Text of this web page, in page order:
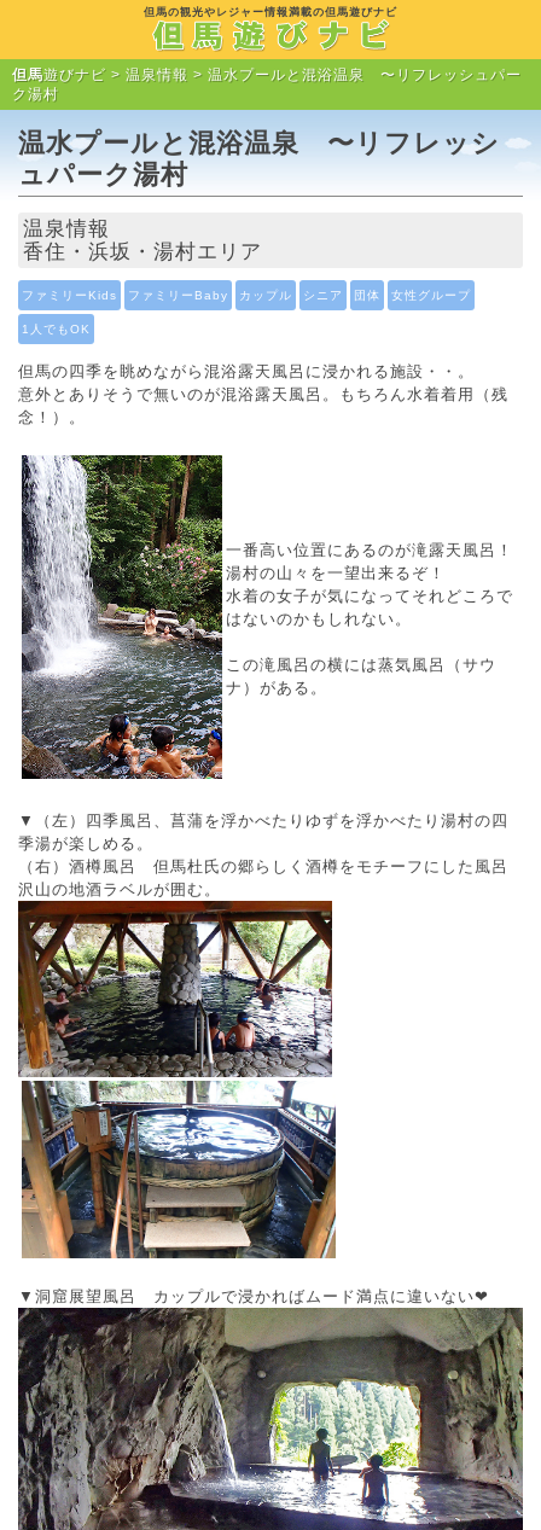
但馬の観光やレジャー情報満載の但馬遊びナビ
但馬遊びナビ > 温泉情報 > 温水プールと混浴温泉 〜リフレッシュパー
ク湯村
温水プールと混浴温泉 〜リフレッシ
ュパーク湯村
温泉情報
香住・浜坂・湯村エリア
ファミリーKids ファミリーBaby カップル シニア 団体 女性グループ
1人でもOK
但馬の四季を眺めながら混浴露天風呂に浸かれる施設・・。
意外とありそうで無いのが混浴露天風呂。もちろん水着着用（残
念！）。
一番高い位置にあるのが滝露天風呂！
湯村の山々を一望出来るぞ！
水着の女子が気になってそれどころで
はないのかもしれない。
この滝風呂の横には蒸気風呂（サウ
ナ）がある。
▼（左）四季風呂、菖蒲を浮かべたりゆずを浮かべたり湯村の四
季湯が楽しめる。
（右）酒樽風呂 但馬杜氏の郷らしく酒樽をモチーフにした風呂
沢山の地酒ラベルが囲む。
▼洞窟展望風呂 カップルで浸かればムード満点に違いない❤